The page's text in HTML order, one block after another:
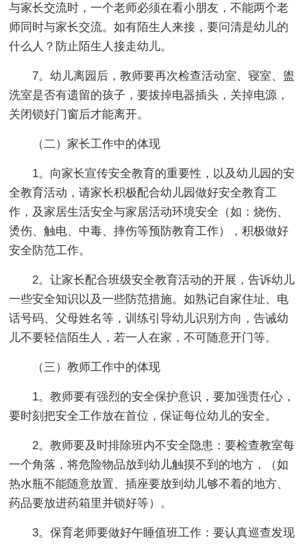
与家长交流时，一个老师必须在看小朋友，不能两个老
师同时与家长交流。如有陌生人来接，要问清是幼儿的
什么人？防止陌生人接走幼儿。
7。幼儿离园后，教师要再次检查活动室、寝室、盥
洗室是否有遗留的孩子，要拔掉电器插头，关掉电源，
关闭锁好门窗后才能离开。
（二）家长工作中的体现
1。向家长宣传安全教育的重要性，以及幼儿园的安
全教育活动，请家长积极配合幼儿园做好安全教育工
作，及家居生活安全与家居活动环境安全（如：烧伤、
烫伤、触电、中毒、摔伤等预防教育工作），积极做好
安全防范工作。
2。让家长配合班级安全教育活动的开展，告诉幼儿
一些安全知识以及一些防范措施。如熟记自家住址、电
话号码、父母姓名等，训练引导幼儿识别方向，告诫幼
儿不要轻信陌生人，若一人在家，不可随意开门等。
（三）教师工作中的体现
1。教师要有强烈的安全保护意识，要加强责任心，
要时刻把安全工作放在首位，保证每位幼儿的安全。
2。教师要及时排除班内不安全隐患：要检查教室每
一个角落，将危险物品放到幼儿触摸不到的地方，（如
热水瓶不能随意放置、插座要放到幼儿够不着的地方、
药品要放进药箱里并锁好等）。
3。保育老师要做好午睡值班工作：要认真巡查发现